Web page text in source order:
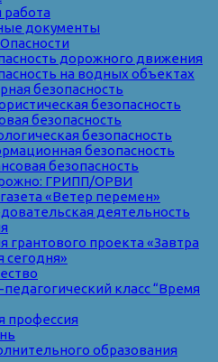
работа
документы
дорожного движения
на водных объектах
безопасность
безопасность
безопасность
безопасность
безопасность
безопасность
ГРИПП/ОРВИ
«Ветер перемен»
деятельность
грантового проекта «Завтра
сегодня»
класс “Время
профессия
образования